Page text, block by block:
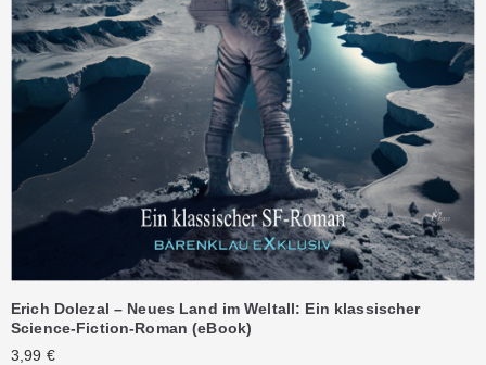
Erich Dolezal – Neues Land im Weltall: Ein klassischer
Science-Fiction-Roman (eBook)
3,99 €